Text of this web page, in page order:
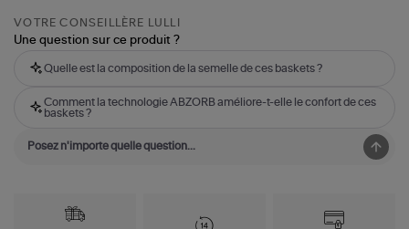
VOTRE CONSEILLÈRE LULLI
Une question sur ce produit ?
Quelle est la composition de la semelle de ces baskets ?
Comment la technologie ABZORB améliore-t-elle le confort de ces
baskets ?